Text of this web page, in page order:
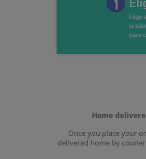
Home
Once you place your
delivered home by